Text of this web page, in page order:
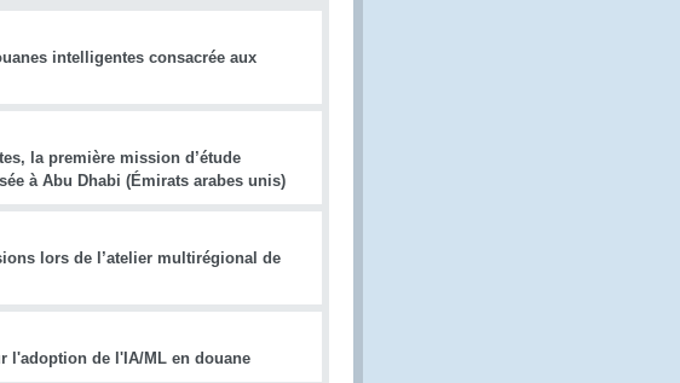
intelligentes consacrée aux
la première mission d’étude
à Abu Dhabi (Émirats arabes unis)
lors de l’atelier multirégional de
l'adoption de l'IA/ML en douane